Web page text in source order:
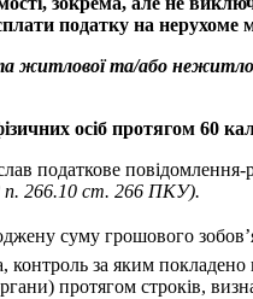
податку на нерухоме
житлової та/або
осіб протягом 60
податкове повідомлення-
п. 266.10 ст. 266 ПКУ).
суму грошового
за яким
протягом строків,